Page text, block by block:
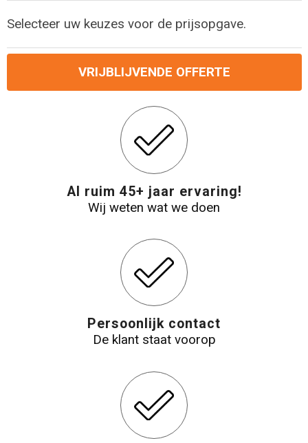
Selecteer uw keuzes voor de prijsopgave.
VRIJBLIJVENDE OFFERTE
Al ruim 45+ jaar ervaring!
Wij weten wat we doen
Persoonlijk contact
De klant staat voorop